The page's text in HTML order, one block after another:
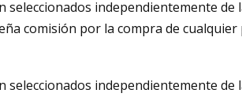
independientemente de
comisión por la compra de
independientemente de